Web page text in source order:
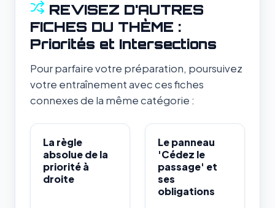
REVISEZ D'AUTRES
FICHES DU THÈME :
Priorités et Intersections
Pour parfaire votre préparation, poursuivez
votre entraînement avec ces fiches
connexes de la même catégorie :
La règle
absolue de la
priorité à
droite
Le panneau
'Cédez le
passage' et
ses
obligations